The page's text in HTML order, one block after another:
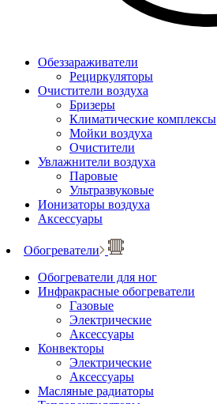
Обеззараживатели
Рециркуляторы
Очистители воздуха
Бризеры
Климатические комплексы
Мойки воздуха
Очистители
Увлажнители воздуха
Паровые
Ультразвуковые
Ионизаторы воздуха
Аксессуары
Обогреватели
Обогреватели для ног
Инфракрасные обогреватели
Газовые
Электрические
Аксессуары
Конвекторы
Электрические
Аксессуары
Масляные радиаторы